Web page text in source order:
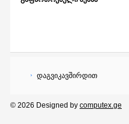
დაგვიკავშირდით
© 2026 Designed by computex.ge